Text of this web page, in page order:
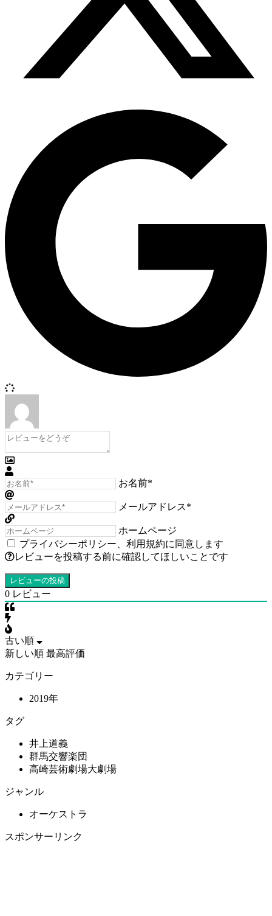
お名前*
メールアドレス*
ホームページ
プライバシーポリシー
利用規約に同意します
レビューを投稿する前に確認してほしいことです
0 レビュー
古い順
新しい順 最高評価
カテゴリー
2019年
タグ
井上道義
群馬交響楽団
高崎芸術劇場大劇場
ジャンル
オーケストラ
スポンサーリンク